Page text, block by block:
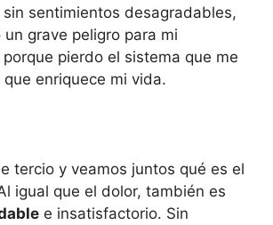
sentimientos desagradables,
grave peligro para mi
pierdo el sistema que me
enriquece mi vida.
tercio y veamos juntos qué es el
igual que el dolor, también es
e insatisfactorio. Sin